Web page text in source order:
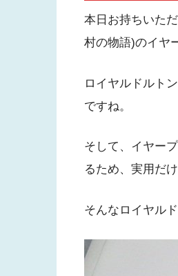
本日お持ちいた
村の物語)のイヤ
ロイヤルドルト
ですね。
そして、イヤー
るため、実用だ
そんなロイヤル